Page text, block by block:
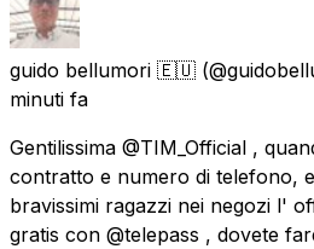
guido bellumori 🇪🇺
minuti fa
Gentilissima @TIM_Official ,
contratto e numero di telefono,
bravissimi ragazzi nei negozi l'
gratis con @telepass , dovete